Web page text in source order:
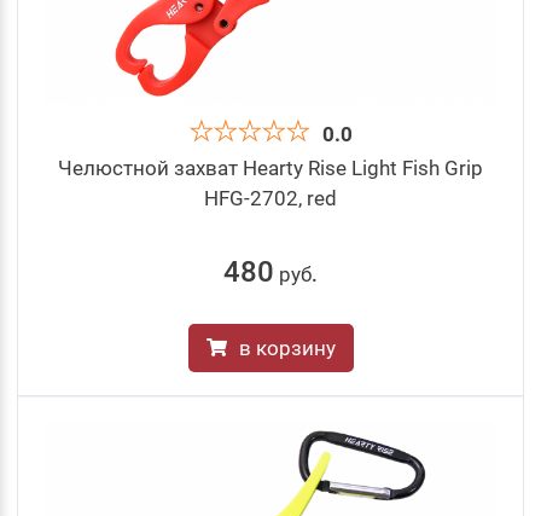
0.0
Челюстной захват Hearty Rise Light Fish Grip
HFG-2702, red
480 руб.
в корзину